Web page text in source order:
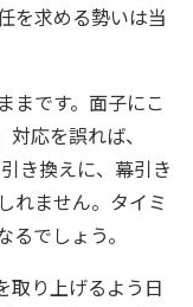
を求める勢いは当
まです。面子にこ
応を誤れば、
き換えに、幕引き
れません。タイミ
でしょう。
取り上げるよう日